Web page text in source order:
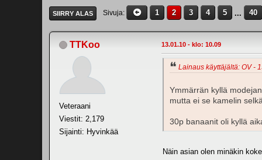
SIIRRY ALAS Sivuja 1 2 3 4 5 ... 40
TTKoo
Veteraani
Viestit: 2,179
Sijainti: Hyvinkää
13.01.10 - klo: 10.09
Lainaus käyttäjältä: OV -
Ymmärrän kyllä
mutta ei se kamelin
30p banaanit oli kyllä
Näin asian olen minäkin